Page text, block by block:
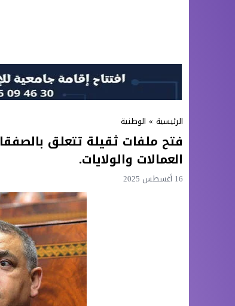
الرئيسية » الوطنية
فتح ملفات ثقيلة تتعلق
العمالات والولايات.
16 أغسطس 2025